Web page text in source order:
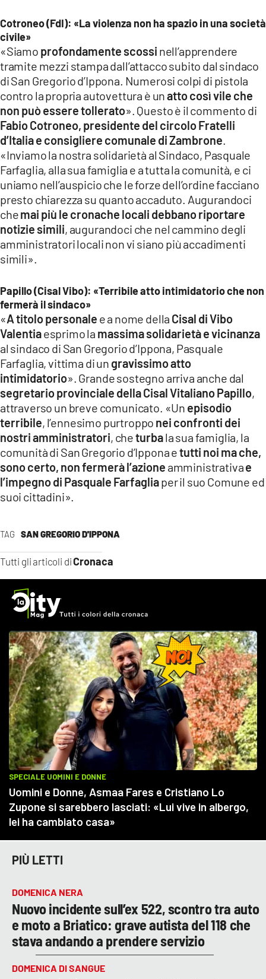
TAG SAN GREGORIO D'IPPONA
Tutti gli articoli diCronaca
Cotroneo (FdI): «La violenza non ha spazio in una società
civile»
«Siamo profondamente scossi nell’apprendere
tramite mezzi stampa dall’attacco subito dal sindaco
di San Gregorio d’Ippona. Numerosi colpi di pistola
contro la propria autovettura è unatto così vile che
non può essere tollerato». Questo è il commento di
Fabio Cotroneo, presidente del circolo Fratelli
d’Italia e consigliere comunale di Zambrone
«Inviamo la nostra solidarietà al Sindaco, Pasquale
Farfaglia, alla sua famiglia e a tutta la comunità, e ci
uniamo nell’auspicio che le forze dell’ordine facciano
presto chiarezza su quanto accaduto. Augurandoci
chemai più le cronache locali debbano riportare
notizie simili, augurandoci che nel cammino degli
amministratori locali non vi siano più accadimenti
simili».
Papillo (Cisal Vibo): «Terribile atto intimidatorio che non
fermerà il sindaco»
«A titolo personale e a nome della Cisal di Vibo
Valentiaesprimo la massima solidarietà e vicinanza
al sindaco di San Gregorio d’Ippona, Pasquale
Farfaglia, vittima di un gravissimo atto
intimidatorio». Grande sostegno arriva anche dal
segretario provinciale della Cisal Vitaliano Papillo,
attraverso un breve comunicato. «Un episodio
terribile, l’ennesimo purtroppo nei confronti dei
nostri amministratori, cheturbala sua famiglia, la
comunità di San Gregorio d’Ippona etutti noi ma che,
sono certo, non fermerà l’azione amministrativae
l’impegno di Pasquale Farfagliaper il suo Comune ed
suoi cittadini».
PIÙ LETTI
DOMENICA NERA
Nuovo incidente sull’ex 522, scontro tra auto
e moto a Briatico: grave autista del 118 che
stava andando a prendere servizio
DOMENICA DI SANGUE